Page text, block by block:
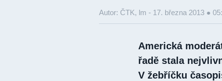
Autor: ČTK, lm - 17. března 2013 ●
Americká
řadě stala
V žebříčku